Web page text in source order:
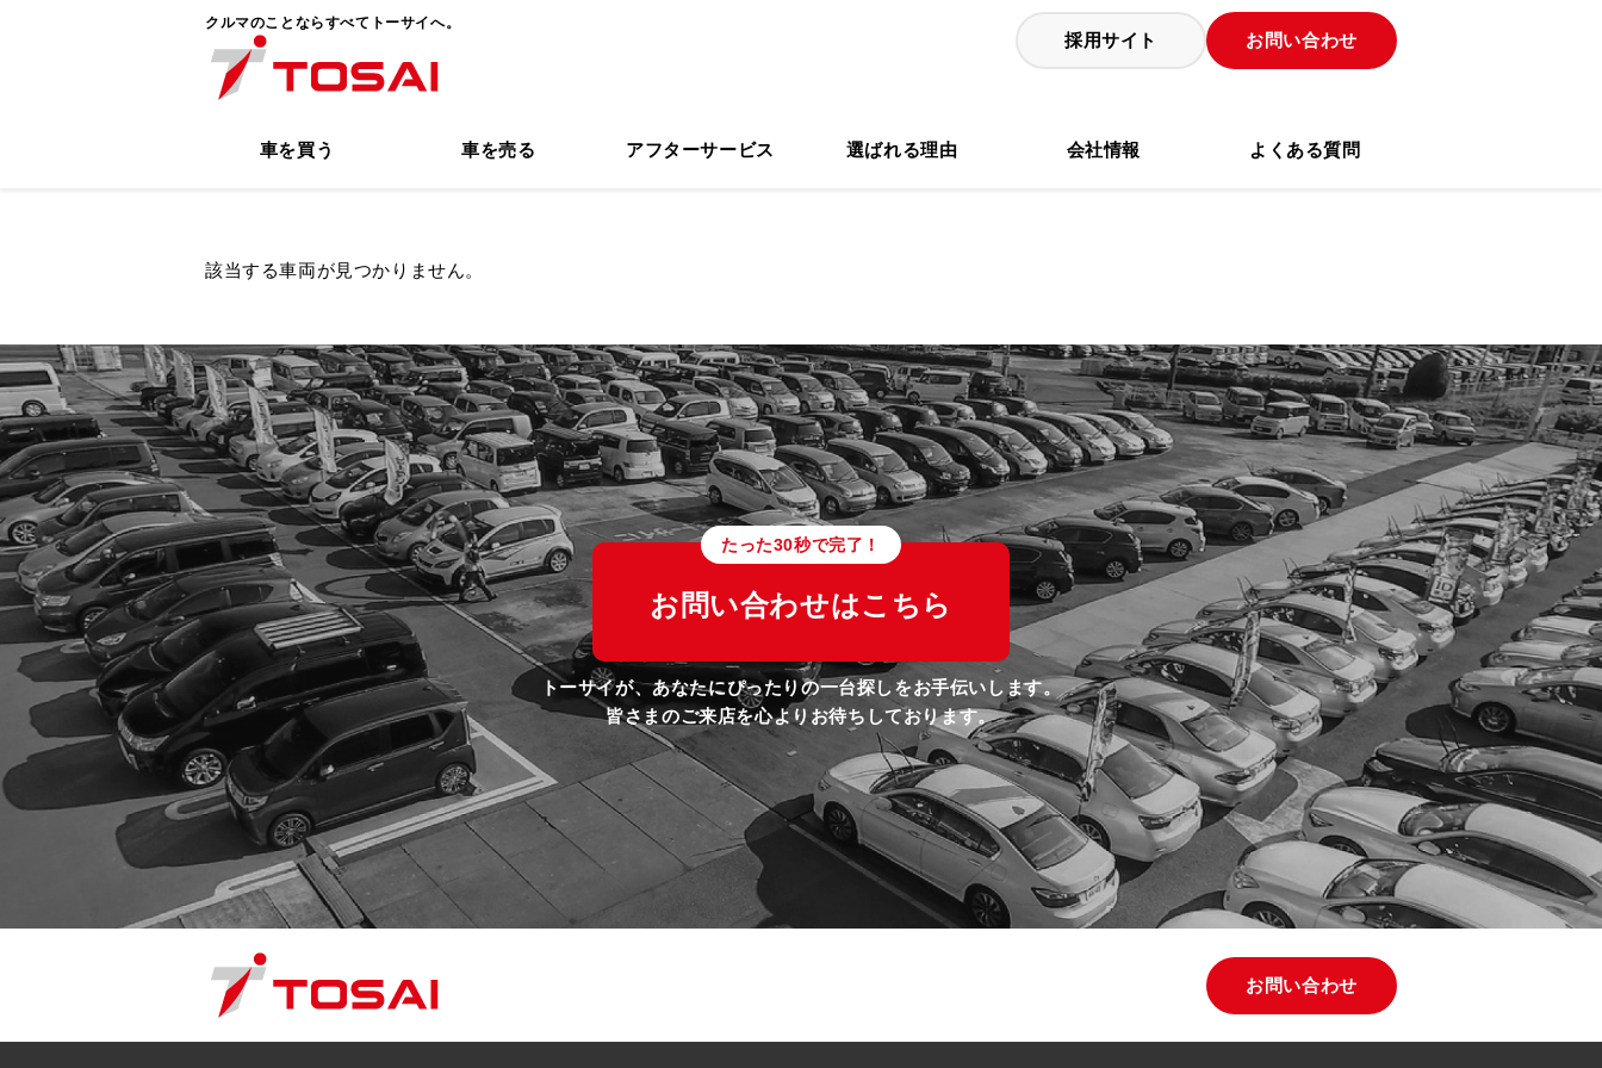
クルマのことならすべてトーサイへ。
採用サイト お問い合わせ
車を買う 車を売る アフターサービス 選ばれる理由 会社情報 よくある質問
該当する車両が見つかりません。
たった30秒で完了！
お問い合わせはこちら
トーサイが、あなたにぴったりの一台探しをお手伝いします。
皆さまのご来店を心よりお待ちしております。
お問い合わせ